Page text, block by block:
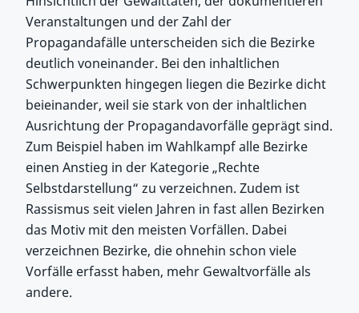
Veranstaltungen und der Zahl der
Propagandafälle unterscheiden sich die Bezirke
deutlich voneinander. Bei den inhaltlichen
Schwerpunkten hingegen liegen die Bezirke dicht
beieinander, weil sie stark von der inhaltlichen
Ausrichtung der Propagandavorfälle geprägt sind.
Zum Beispiel haben im Wahlkampf alle Bezirke
einen Anstieg in der Kategorie „Rechte
Selbstdarstellung“ zu verzeichnen. Zudem ist
Rassismus seit vielen Jahren in fast allen Bezirken
das Motiv mit den meisten Vorfällen. Dabei
verzeichnen Bezirke, die ohnehin schon viele
Vorfälle erfasst haben, mehr Gewaltvorfälle als
andere.